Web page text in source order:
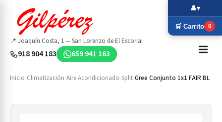
📍 Joaquín Costa, 1 — San Lorenzo de El Escorial
918 904 183 659 941 163
Inicio Climatización Aire Acondicionado Split Gree Conjunto 1x1 FAIR BL
🛒 Carrito 0
👤▾